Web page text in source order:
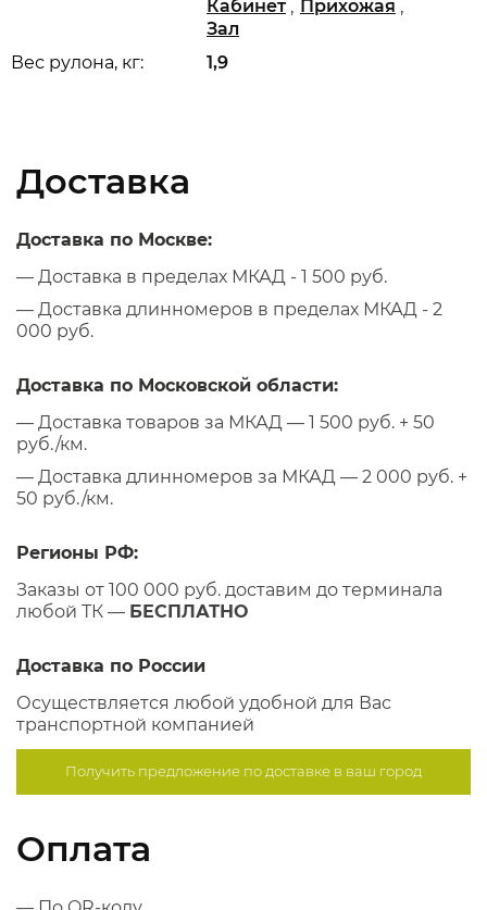
Вес рулона, кг: 1,9
Кабинет , Прихожая ,
Зал
Доставка
Доставка по Москве:
— Доставка в пределах МКАД - 1 500 руб.
— Доставка длинномеров в пределах МКАД - 2
000 руб.
Доставка по Московской области:
— Доставка товаров за МКАД — 1 500 руб. + 50
руб./км.
— Доставка длинномеров за МКАД — 2 000 руб. +
50 руб./км.
Регионы РФ:
Заказы от 100 000 руб. доставим до терминала
любой ТК — БЕСПЛАТНО
Доставка по России
Осуществляется любой удобной для Вас
транспортной компанией
Получить предложение подоставке в ваш город
Оплата